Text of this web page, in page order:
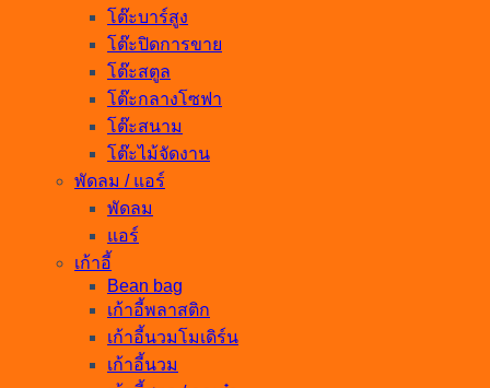
โต๊ะบาร์สูง
โต๊ะปิดการขาย
โต๊ะสตูล
โต๊ะกลางโซฟา
โต๊ะสนาม
โต๊ะไม้จัดงาน
พัดลม / แอร์
พัดลม
แอร์
เก้าอี้
Bean bag
เก้าอี้พลาสติก
เก้าอี้นวมโมเดิร์น
เก้าอี้นวม